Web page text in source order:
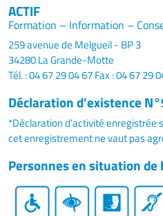
ACTIF
Formation – Information –
259 avenue de Melgueil - BP 3
34280 La Grande-Motte
Tél. : 04 67 29 04 67Fax : 04 67 29
Déclaration d'existence
*Déclaration d’activité enregistrée
cet enregistrement ne vaut pas
Personnes en situation de